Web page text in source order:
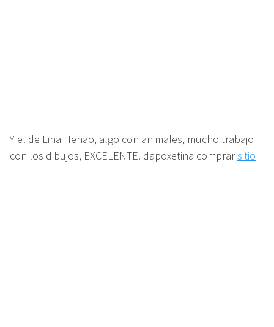
Y el de Lina Henao, algo con animales, mucho trabajo
con los dibujos, EXCELENTE. dapoxetina comprarsitio